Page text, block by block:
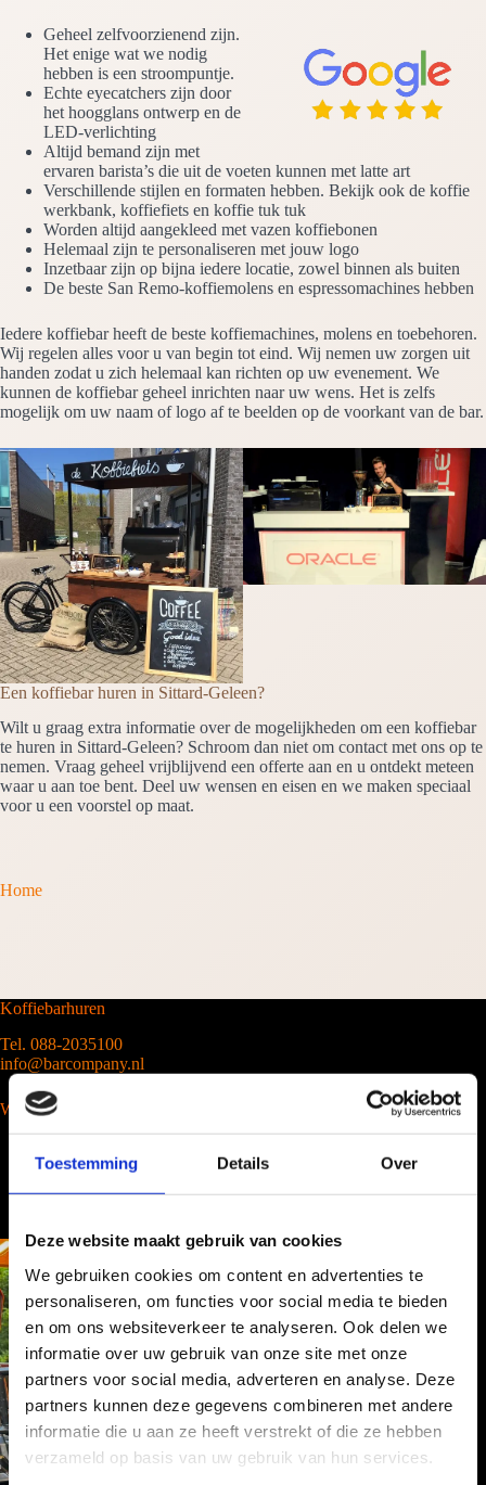
Toestemming Details Over
Deze website maakt gebruik van cookies
We gebruiken cookies om content en advertenties te
personaliseren, om functies voor social media te bieden
en om ons websiteverkeer te analyseren. Ook delen we
informatie over uw gebruik van onze site met onze
partners voor social media, adverteren en analyse. Deze
partners kunnen deze gegevens combineren met andere
informatie die u aan ze heeft verstrekt of die ze hebben
verzameld op basis van uw gebruik van hun services.
Geheel zelfvoorzienend zijn.
Het enige wat we nodig
hebben is een stroompuntje.
Echte eyecatchers zijn door
het hoogglans ontwerp en de
LED-verlichting
Altijd bemand zijn met
ervaren barista’s die uit de voeten kunnen met latte art
Verschillende stijlen en formaten hebben. Bekijk ook de koffie
werkbank, koffiefiets en koffie tuk tuk
Worden altijd aangekleed met vazen koffiebonen
Helemaal zijn te personaliseren met jouw logo
Inzetbaar zijn op bijna iedere locatie, zowel binnen als buiten
De beste San Remo-koffiemolens en espressomachines hebben
Iedere koffiebar heeft de beste koffiemachines, molens en toebehoren.
Wij regelen alles voor u van begin tot eind. Wij nemen uw zorgen uit
handen zodat u zich helemaal kan richten op uw evenement. We
kunnen de koffiebar geheel inrichten naar uw wens. Het is zelfs
mogelijk om uw naam of logo af te beelden op de voorkant van de bar.
Een koffiebar huren in Sittard-Geleen?
Wilt u graag extra informatie over de mogelijkheden om een koffiebar
te huren in Sittard-Geleen? Schroom dan niet om contact met ons op te
nemen. Vraag geheel vrijblijvend een offerte aan en u ontdekt meteen
waar u aan toe bent. Deel uw wensen en eisen en we maken speciaal
voor u een voorstel op maat.
Home
Koffiebarhuren
Tel. 088-2035100
info@barcompany.nl
Wij werken landelijk